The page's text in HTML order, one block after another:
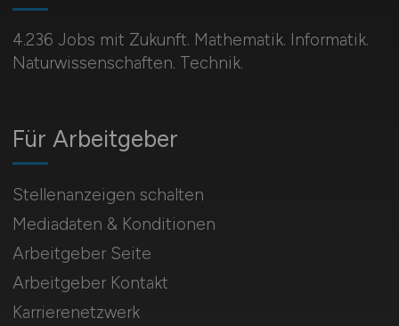
4.236 Jobs mit Zukunft. Mathematik. Informatik.
Naturwissenschaften. Technik.
Für Arbeitgeber
Stellenanzeigen schalten
Mediadaten & Konditionen
Arbeitgeber Seite
Arbeitgeber Kontakt
Karrierenetzwerk